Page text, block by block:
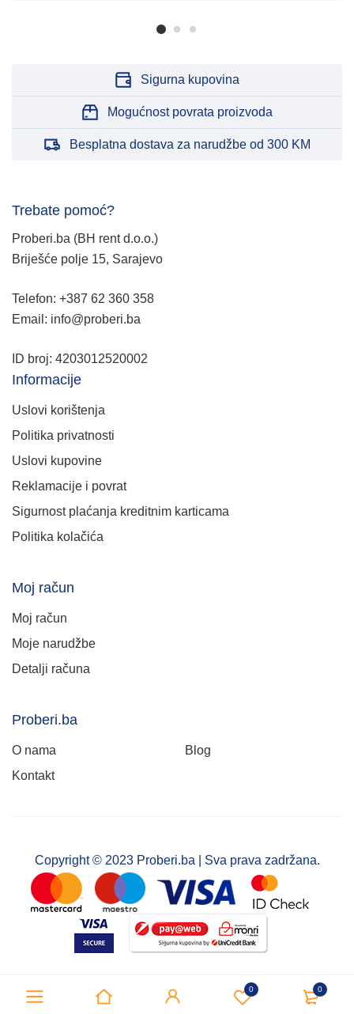
0 0
Sigurna kupovina
Mogućnost povrata proizvoda
Besplatna dostava za narudžbe od 300 KM
Trebate pomoć?
Proberi.ba (BH rent d.o.o.)
Briješće polje 15, Sarajevo
Telefon: +387 62 360 358
Email: info@proberi.ba
ID broj: 4203012520002
Informacije
Uslovi korištenja
Politika privatnosti
Uslovi kupovine
Reklamacije i povrat
Sigurnost plaćanja kreditnim karticama
Politika kolačića
Moj račun
Moj račun
Moje narudžbe
Detalji računa
Proberi.ba
O nama
Blog
Kontakt
Copyright © 2023 Proberi.ba | Sva prava zadržana.